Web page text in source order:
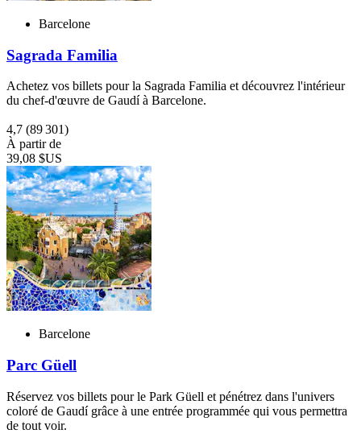
Barcelone
Sagrada Familia
Achetez vos billets pour la Sagrada Familia et découvrez l'intérieur
du chef-d'œuvre de Gaudí à Barcelone.
4,7 (89 301)
À partir de
39,08 $US
Barcelone
Parc Güell
Réservez vos billets pour le Park Güell et pénétrez dans l'univers
coloré de Gaudí grâce à une entrée programmée qui vous permettra
de tout voir.